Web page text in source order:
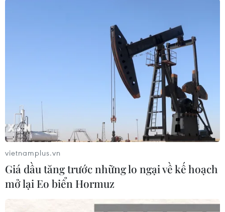
vietnamplus.vn
Giá dầu tăng trước những lo ngại về kế hoạch
mở lại Eo biển Hormuz